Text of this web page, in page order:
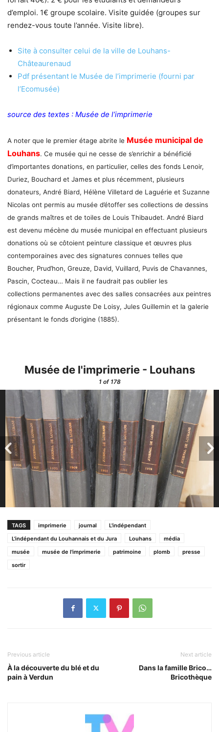
d’emploi. 1€ groupe scolaire. Visite guidée (groupes sur
rendez-vous toute l’année. Visite libre).
Site à consulter celui de la ville de Louhans-
Châteaurenaud
Pdf présentant le Musée de l’imprimerie (fourni par
l’Ecomusée)
source des textes : Musée de l’imprimerie
A noter que le premier étage abrite le Musée municipal de
Louhans. Ce musée qui ne cesse de s’enrichir a bénéficié
d’importantes donations, en particulier, celles des fonds Lenoir,
Duriez, Bouchard et James et plus récemment, plusieurs
donateurs, André Biard, Hélène Villetard de Laguérie et Suzanne
Nicolas ont permis au musée d’étoffer ses collections de dessins
de grands maîtres et de toiles de Louis Thibaudet. André Biard
est devenu mécène du musée municipal en effectuant plusieurs
donations où se côtoient peinture classique et œuvres plus
contemporaines avec des signatures connues telles que
Boucher, Prud’hon, Greuze, David, Vuillard, Puvis de Chavannes,
Pascin, Cocteau… Mais il ne faudrait pas oublier les
collections permanentes avec des salles consacrées aux peintres
régionaux comme Auguste De Loisy, Jules Guillemin et la galerie
présentant le fonds d’origine (1885).
Musée de l'imprimerie - Louhans
1of 178
TAGS imprimerie journal
L'indépendant
L'indépendant du Louhannais et du Jura
Louhans
média
musée
musée de l'imprimerie patrimoine plomb
presse
sortir
Previous article
À la découverte du blé et du
pain à Verdun
Next article
Dans la famille Brico…
Bricothèque